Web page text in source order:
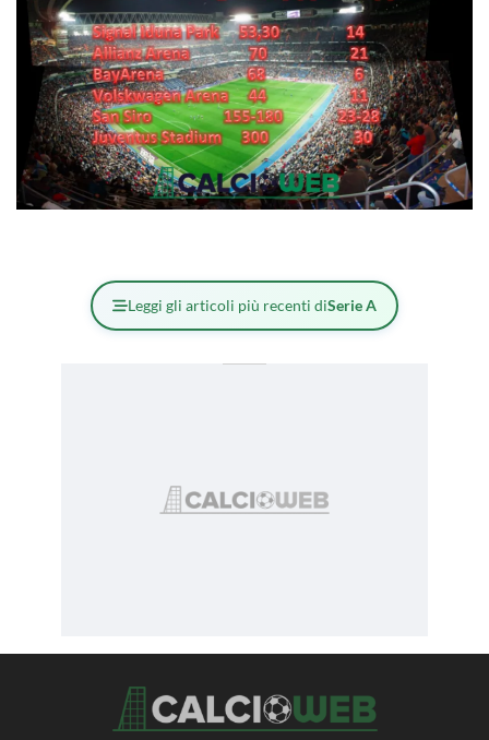
Leggi gli articoli più recenti diSerie A